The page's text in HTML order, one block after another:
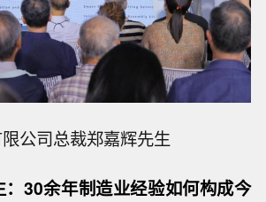
公司总裁郑嘉辉先生
：30余年制造业经验如何构成今